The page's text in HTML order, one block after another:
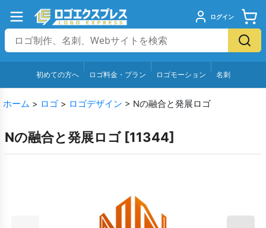
ログイン
初めての方へ ロゴ料金・プラン ロゴモーション 名刺
ホーム > ロゴ > ロゴデザイン > Nの融合と発展ロゴ
Nの融合と発展ロゴ [11344]